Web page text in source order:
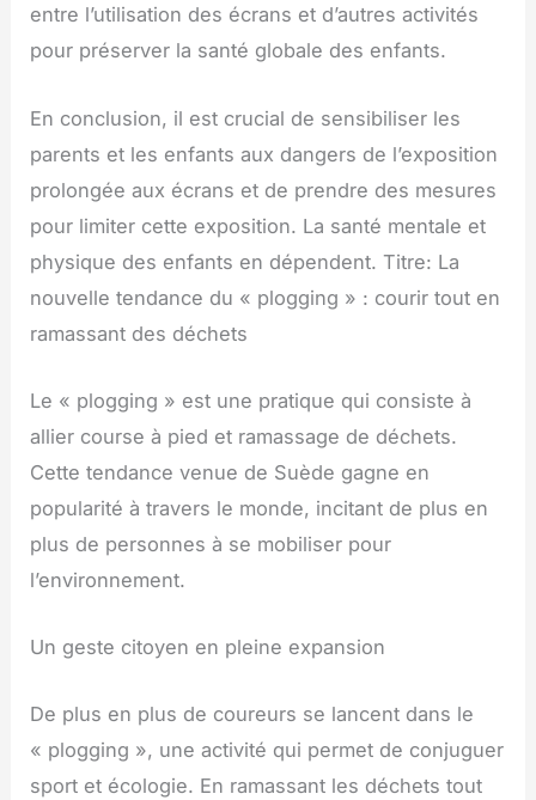
entre l’utilisation des écrans et d’autres activités
pour préserver la santé globale des enfants.
En conclusion, il est crucial de sensibiliser les
parents et les enfants aux dangers de l’exposition
prolongée aux écrans et de prendre des mesures
pour limiter cette exposition. La santé mentale et
physique des enfants en dépendent. Titre: La
nouvelle tendance du « plogging » : courir tout en
ramassant des déchets
Le « plogging » est une pratique qui consiste à
allier course à pied et ramassage de déchets.
Cette tendance venue de Suède gagne en
popularité à travers le monde, incitant de plus en
plus de personnes à se mobiliser pour
l’environnement.
Un geste citoyen en pleine expansion
De plus en plus de coureurs se lancent dans le
« plogging », une activité qui permet de conjuguer
sport et écologie. En ramassant les déchets tout